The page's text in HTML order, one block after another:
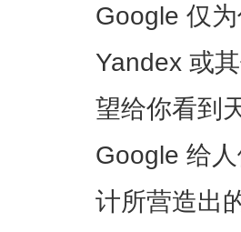
Google 仅
Yandex 或
望给你看到
Google 给
计所营造出